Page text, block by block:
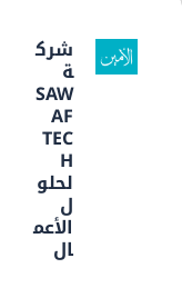
شرك
ة
SAW
AF
TEC
H
لحلو
ل
الأعم
ال